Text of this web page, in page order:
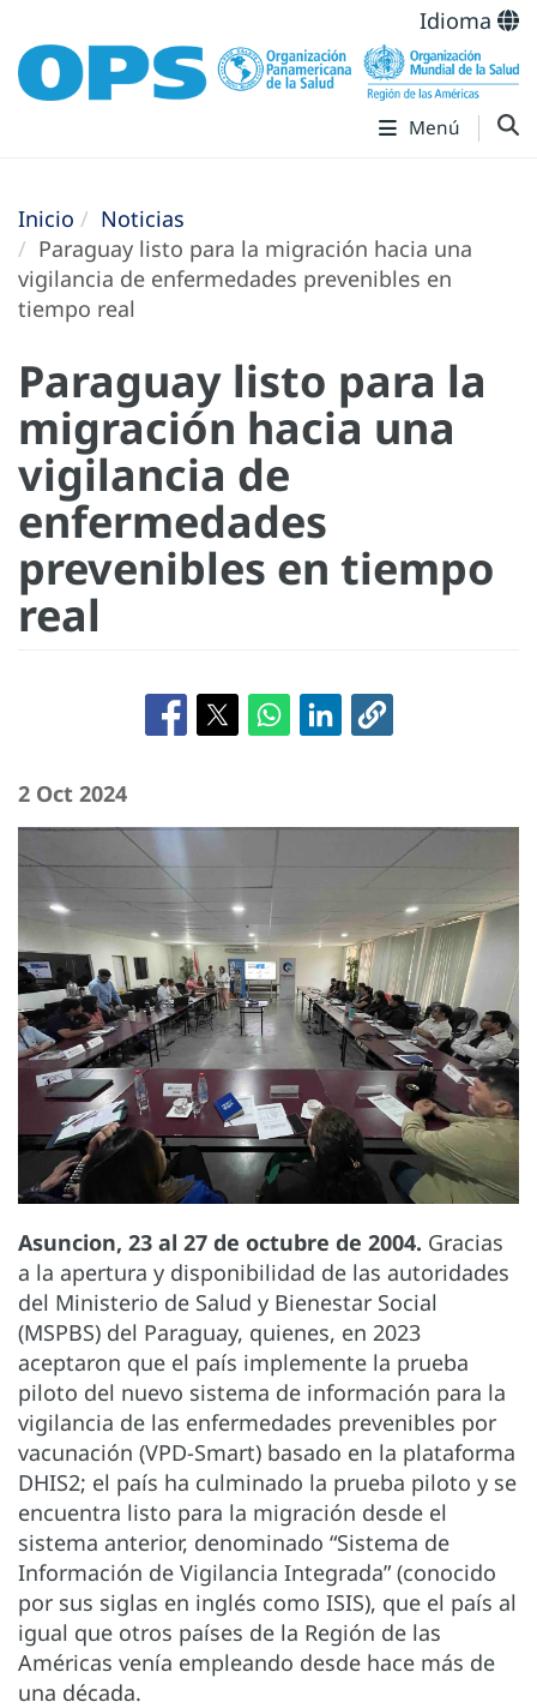
Idioma
Menú
Inicio
Noticias
Paraguay listo para la migración hacia una
vigilancia de enfermedades prevenibles en
tiempo real
Paraguay listo para la
migración hacia una
vigilancia de
enfermedades
prevenibles en tiempo
real
2 Oct 2024
Asuncion, 23 al 27 de octubre de 2004. Gracias
a la apertura y disponibilidad de las autoridades
del Ministerio de Salud y Bienestar Social
(MSPBS) del Paraguay, quienes, en 2023
aceptaron que el país implemente la prueba
piloto del nuevo sistema de información para la
vigilancia de las enfermedades prevenibles por
vacunación (VPD-Smart) basado en la plataforma
DHIS2; el país ha culminado la prueba piloto y se
encuentra listo para la migración desde el
sistema anterior, denominado “Sistema de
Información de Vigilancia Integrada” (conocido
por sus siglas en inglés como ISIS), que el país al
igual que otros países de la Región de las
Américas venía empleando desde hace más de
una década.